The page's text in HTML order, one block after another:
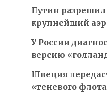
Путин
крупнейший
У России
версию
Швеция
«теневого